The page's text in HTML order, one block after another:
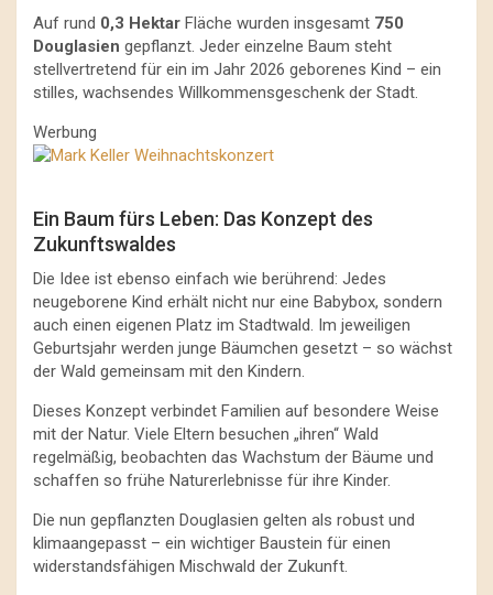
Auf rund 0,3 Hektar Fläche wurden insgesamt 750
Douglasien gepflanzt. Jeder einzelne Baum steht
stellvertretend für ein im Jahr 2026 geborenes Kind – ein
stilles, wachsendes Willkommensgeschenk der Stadt.
Werbung
Ein Baum fürs Leben: Das Konzept des
Zukunftswaldes
Die Idee ist ebenso einfach wie berührend: Jedes
neugeborene Kind erhält nicht nur eine Babybox, sondern
auch einen eigenen Platz im Stadtwald. Im jeweiligen
Geburtsjahr werden junge Bäumchen gesetzt – so wächst
der Wald gemeinsam mit den Kindern.
Dieses Konzept verbindet Familien auf besondere Weise
mit der Natur. Viele Eltern besuchen „ihren“ Wald
regelmäßig, beobachten das Wachstum der Bäume und
schaffen so frühe Naturerlebnisse für ihre Kinder.
Die nun gepflanzten Douglasien gelten als robust und
klimaangepasst – ein wichtiger Baustein für einen
widerstandsfähigen Mischwald der Zukunft.